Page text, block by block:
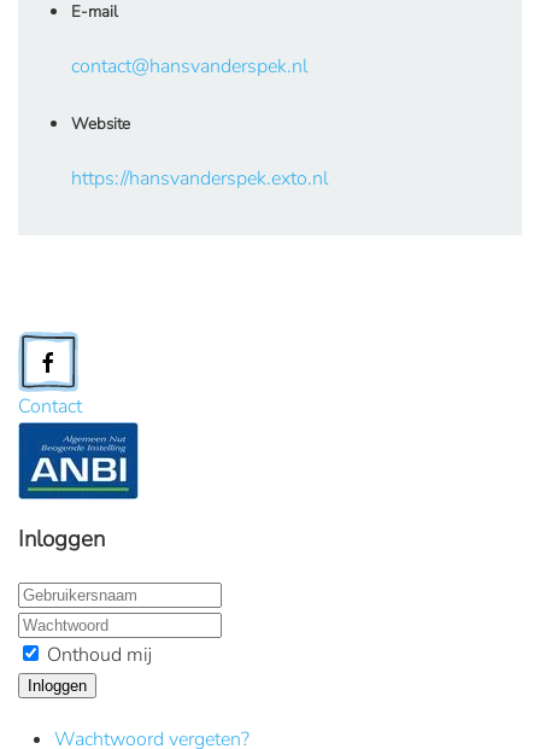
E-mail
contact@hansvanderspek.nl
Website
https://hansvanderspek.exto.nl
Contact
Inloggen
Onthoud mij
Inloggen
Wachtwoord vergeten?